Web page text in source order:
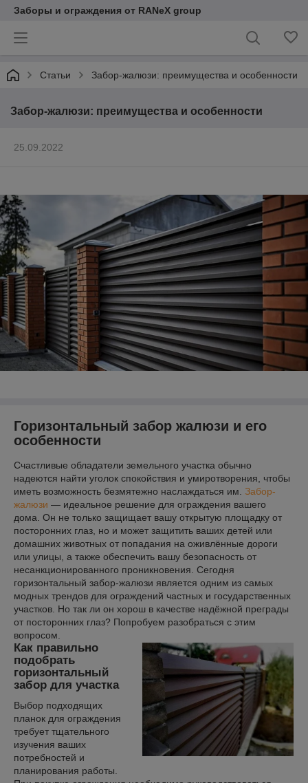
Заборы и ограждения от RANeX group
Статьи Забор-жалюзи: преимущества и особенности
Забор-жалюзи: преимущества и особенности
25.09.2022
Горизонтальный забор жалюзи и его
особенности
Счастливые обладатели земельного участка обычно
надеются найти уголок спокойствия и умиротворения, чтобы
иметь возможность безмятежно наслаждаться им. Забор-
жалюзи — идеальное решение для ограждения вашего
дома. Он не только защищает вашу открытую площадку от
посторонних глаз, но и может защитить ваших детей или
домашних животных от попадания на оживлённые дороги
или улицы, а также обеспечить вашу безопасность от
несанкционированного проникновения. Сегодня
горизонтальный забор-жалюзи является одним из самых
модных трендов для ограждений частных и государственных
участков. Но так ли он хорош в качестве надёжной преграды
от посторонних глаз? Попробуем разобраться с этим
вопросом.
Как правильно
подобрать
горизонтальный
забор для участка
Выбор подходящих
планок для ограждения
требует тщательного
изучения ваших
потребностей и
планирования работы.